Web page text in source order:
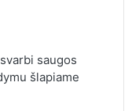
saugos
šlapiame